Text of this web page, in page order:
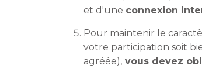
et d'une connexion
Pour maintenir le
votre participation soit
agréée), vous devez